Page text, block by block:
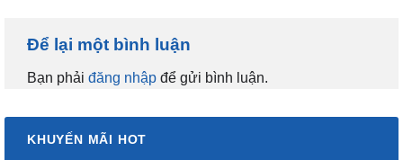
Để lại một bình luận
Bạn phải đăng nhập để gửi bình luận.
KHUYẾN MÃI HOT